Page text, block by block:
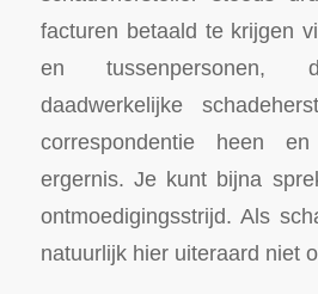
facturen betaald te krijgen
en
daadwerkelijke
correspondentie heen
ergernis. Je kunt bijna
ontmoedigingsstrijd. Als
natuurlijk hier uiteraard niet